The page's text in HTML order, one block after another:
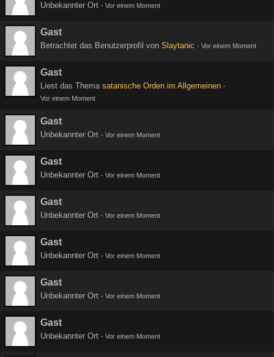
Unbekannter Ort - Vor einem Moment
Gast
Betrachtet das Benutzerprofil von Slaytanic - Vor einem Moment
Gast
Liest das Thema satanische Orden im Allgemeinen -
Vor einem Moment
Gast
Unbekannter Ort - Vor einem Moment
Gast
Unbekannter Ort - Vor einem Moment
Gast
Unbekannter Ort - Vor einem Moment
Gast
Unbekannter Ort - Vor einem Moment
Gast
Unbekannter Ort - Vor einem Moment
Gast
Unbekannter Ort - Vor einem Moment